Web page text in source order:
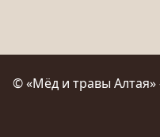
© «Мёд и травы